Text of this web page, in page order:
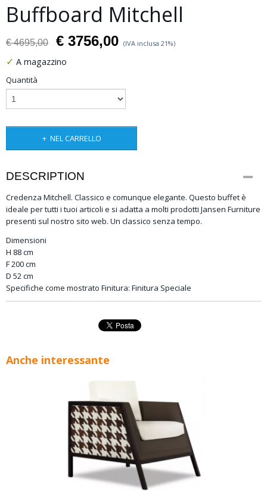
Buffboard Mitchell
€ 4695,00 € 3756,00 (IVA inclusa 21%)
✓ A magazzino
Quantità
NEL CARRELLO
DESCRIPTION
Credenza Mitchell. Classico e comunque elegante. Questo buffet è
ideale per tutti i tuoi articoli e si adatta a molti prodotti Jansen Furniture
presenti sul nostro sito web. Un classico senza tempo.
Dimensioni
H 88 cm
F 200 cm
D 52 cm
Specifiche come mostrato Finitura: Finitura Speciale
Anche interessante